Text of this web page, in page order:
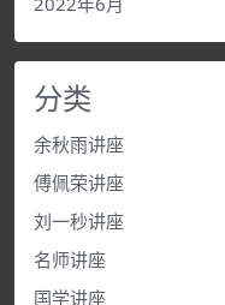
分类
余秋雨讲座
傅佩荣讲座
刘一秒讲座
名师讲座
国学讲座